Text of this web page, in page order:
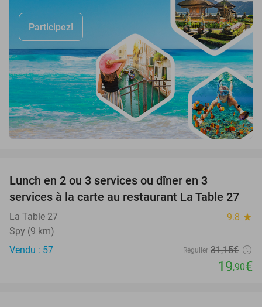
Participez!
Lunch en 2 ou 3 services ou dîner en 3
services à la carte au restaurant La Table 27
La Table 27 9.8 star
Spy (9 km)
Vendu : 57
Régulier 31,15€
19,90€